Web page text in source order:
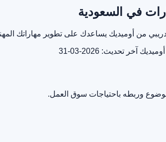
في السعودية
تدريبي من أوميديك يساعدك على تطوير
آخر تحديث: 2026-03-31
وربطه باحتياجات سوق العمل.